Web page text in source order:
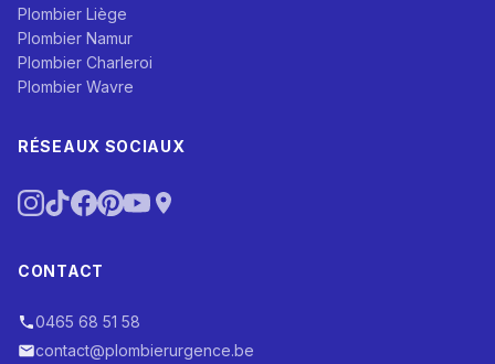
Plombier Liège
Plombier Namur
Plombier Charleroi
Plombier Wavre
RÉSEAUX SOCIAUX
CONTACT
0465 68 51 58
contact@plombierurgence.be